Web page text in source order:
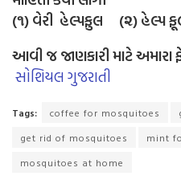
(૧) વેરી હેલ્પફુલ (૨)
આવી જ જાણકારી માટે
સોશિયલ ગુજરાતી
Tags: coffee for mosquitoes
get rid of mosquitoes
mint
mosquitoes at home